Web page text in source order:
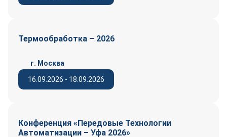
Термообработка – 2026
16.09.2026 - 18.09.2026
г. Москва
Конференция «Передовые Технологии
Автоматизации – Уфа 2026»